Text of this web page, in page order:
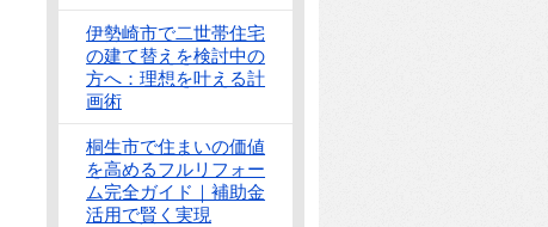
伊勢崎市で二世帯住宅
の建て替えを検討中の
方へ：理想を叶える計
画術
桐生市で住まいの価値
を高めるフルリフォー
ム完全ガイド｜補助金
活用で賢く実現